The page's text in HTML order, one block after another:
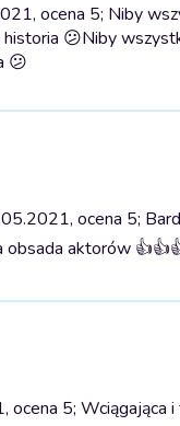
ocena 5; Niby
😕Niby
😕
ocena 5;
aktorów
5; Wciągająca i